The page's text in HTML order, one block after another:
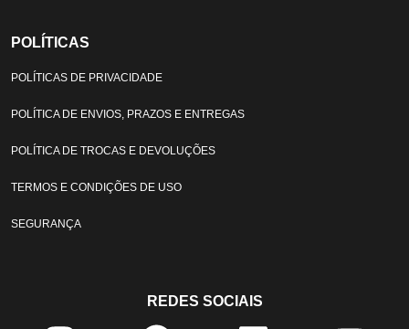
POLÍTICAS
POLÍTICAS DE PRIVACIDADE
POLÍTICA DE ENVIOS, PRAZOS E ENTREGAS
POLÍTICA DE TROCAS E DEVOLUÇÕES
TERMOS E CONDIÇÕES DE USO
SEGURANÇA
REDES SOCIAIS